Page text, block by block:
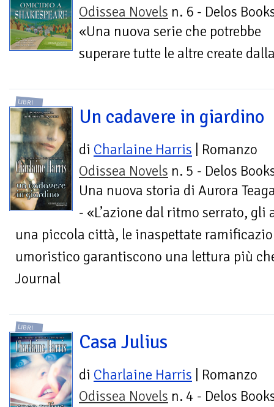
Odissea Novels n. 6 - Delos
«Una nuova serie che potrebbe
superare tutte le altre create
LIBRI
Un cadavere in giardino
di Charlaine Harris | Romanzo
Odissea Novels n. 5 - Delos
Una nuova storia di Aurora
- «L’azione dal ritmo serrato,
una piccola città, le inaspettate
umoristico garantiscono una lettura più
Journal
LIBRI
Casa Julius
di Charlaine Harris | Romanzo
Odissea Novels n. 4 - Delos